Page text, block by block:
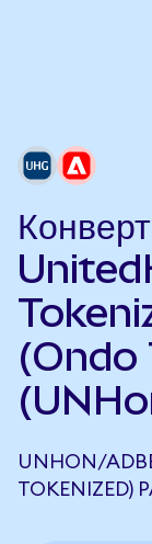
(Ondo
UNHON/
TOKENIZED)